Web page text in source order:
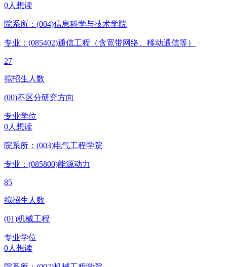
0人想读
院系所：(004)信息科学与技术学院
专业：(085402)通信工程（含宽带网络、移动通信等）
27
拟招生人数
(00)不区分研究方向
专业学位
0人想读
院系所：(003)电气工程学院
专业：(085800)能源动力
85
拟招生人数
(01)机械工程
专业学位
0人想读